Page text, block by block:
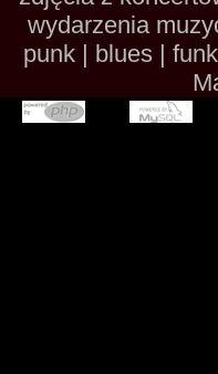
wydarzenia
punk | blues |